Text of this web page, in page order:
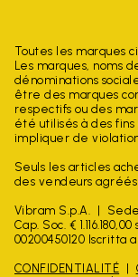
Toutes les marques
Les marques, noms
dénominations
être des marques
respectifs ou des
été utilisés à des
impliquer de
Seuls les articles
des vendeurs
Vibram S.p.A.
Cap. Soc. € 1.116.180,00
00200450120 Iscritta
CONFIDENTIALITÉ